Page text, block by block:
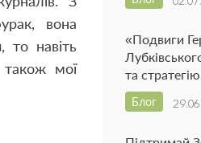
вона
то навіть
також мої
«Подвиги
та
Блог